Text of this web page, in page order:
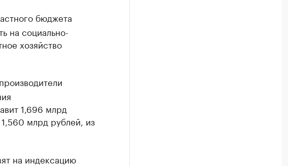
бюджета
на социально-
хозяйство
1,696 млрд
млрд рублей, из
на индексацию